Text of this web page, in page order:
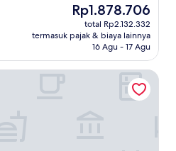
Harga
sekarang
Rp1.878.706
Rp1.878.706
total Rp2.132.332
termasuk pajak & biaya lainnya
16 Agu - 17 Agu
Westshore / Airport